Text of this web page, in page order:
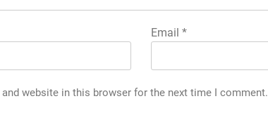
Email*
and website in this browser for the next time I comment.